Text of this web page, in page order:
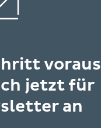
voraus
jetzt für
an